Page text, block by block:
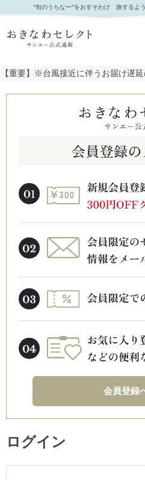
“旬のうちなー”をおすそわけ 旅するよ
【重要】※台風接近に伴うお届け遅
会員登録
ログイン